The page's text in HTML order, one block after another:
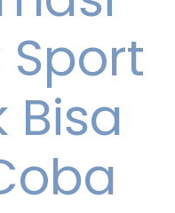
Bisa